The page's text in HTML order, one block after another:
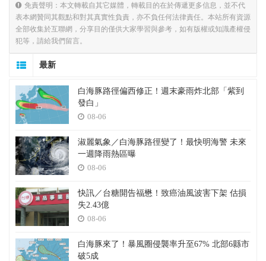
免責聲明：本文轉載自其它媒體，轉載目的在於傳遞更多信息，並不代
表本網贊同其觀點和對其真實性負責，亦不負任何法律責任。本站所有資源
全部收集於互聯網，分享目的僅供大家學習與參考，如有版權或知識產權侵
犯等，請給我們留言。
最新
白海豚路徑偏西修正！週末豪雨炸北部「紫到
發白」
08-06
淑麗氣象／白海豚路徑變了！最快明海警 未來
一週降雨熱區曝
08-06
快訊／台糖開告福懋！致癌油風波害下架 估損
失2.43億
08-06
白海豚來了！暴風圈侵襲率升至67% 北部6縣市
破5成